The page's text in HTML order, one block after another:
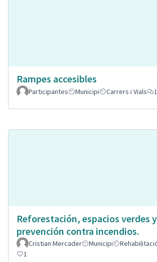
Rampes accesibles
Participantes
Municipi Carrers i Vials 1
Reforestación, espacios verdes y
prevención contra incendios.
Cristian Mercader Municipi
1